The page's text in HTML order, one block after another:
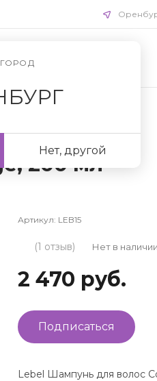
Нет, другой
200 мл
Артикул: LEB15
(1 отзыв) Нет в наличии
2 470 руб.
Подписаться
Lebel Шампунь для волос